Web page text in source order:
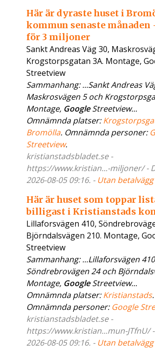
Här är dyraste huset i
kommun senaste månaden
för 3 miljoner
Sankt Andreas Väg 30,
Krogstorpsgatan 3A. Montage,
Streetview
Sammanhang: ...Sankt Andreas
Maskrosvägen 5 och
Montage, GoogleStreetview...
Omnämnda platser:
Bromölla. Omnämnda personer:
Streetview.
kristianstadsbladet.se -
https://www.kristian...-miljoner/ -
2026-08-05 09:16. - Utan betalvägg
Här är huset som toppar
billigast i Kristianstads
Lillaforsvägen 410,
Björndalsvägen 210. Montage,
Streetview
Sammanhang: ...Lillaforsvägen
Söndrebrovägen 24 och
Montage, GoogleStreetview...
Omnämnda platser:Kristianstads.
Omnämnda personer: Google
kristianstadsbladet.se -
https://www.kristian...mun-JTfnU/
2026-08-05 09:16. - Utan betalvägg